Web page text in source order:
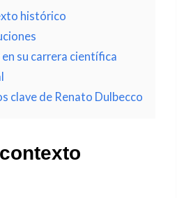
histórico
su carrera científica
clave de Renato Dulbecco